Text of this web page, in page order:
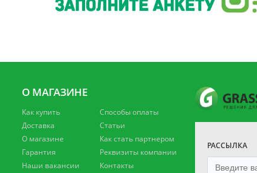
О МАГАЗИНЕ
Как купить
Доставка
О магазине
Гарантия
Наши вакансии
Способы оплаты
Статьи
Как стать партнером
Реквизиты компании
Контакты
РАССЫЛКА